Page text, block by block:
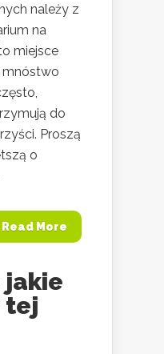
należy z
na
miejsce
mnóstwo
do
Proszą
o
Read More
jakie
tej